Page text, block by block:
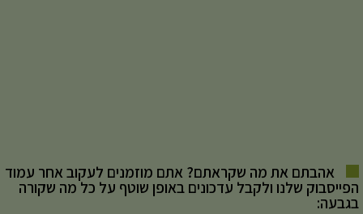
אהבתם את מה שקראתם? אתם מוזמנים לעקוב אחר עמוד
הפייסבוק שלנו ולקבל עדכונים באופן שוטף על כל מה שקורה
בגבעה: